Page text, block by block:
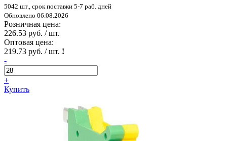
5042 шт., срок поставки 5-7 раб. дней
Обновлено 06.08.2026
Розничная цена:
226.53 руб. / шт.
Оптовая цена:
219.73 руб. / шт. !
-
+
Купить